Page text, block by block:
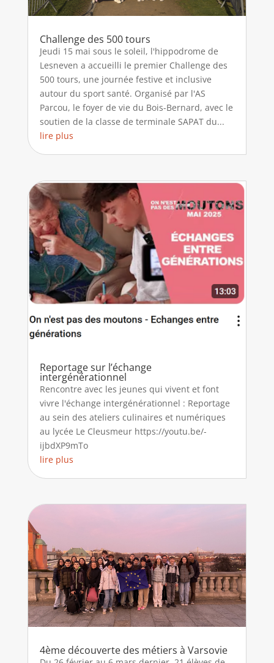
Challenge des 500 tours
Jeudi 15 mai sous le soleil, l'hippodrome de
Lesneven a accueilli le premier Challenge des
500 tours, une journée festive et inclusive
autour du sport santé. Organisé par l'AS
Parcou, le foyer de vie du Bois-Bernard, avec le
soutien de la classe de terminale SAPAT du...
lire plus
Reportage sur l’échange
intergénérationnel
Rencontre avec les jeunes qui vivent et font
vivre l'échange intergénérationnel : Reportage
au sein des ateliers culinaires et numériques
au lycée Le Cleusmeur https://youtu.be/-
ijbdXP9mTo
lire plus
4ème découverte des métiers à Varsovie